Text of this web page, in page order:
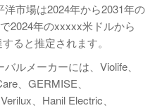
市場は2024年から2031年の
2024年のxxxxx米ドルから
ると推定されます。
ルメーカーには、Violife、
、GERMISE、
、Hanil Electric、